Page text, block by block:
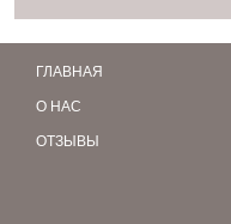
ГЛАВНАЯ
О НАС
ОТЗЫВЫ